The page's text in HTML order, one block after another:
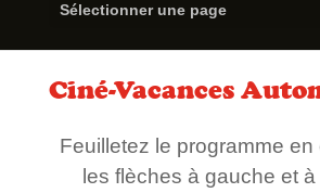
Sélectionner une page
Ciné-Vacances
Feuilletez le programme
les flèches à gauche et